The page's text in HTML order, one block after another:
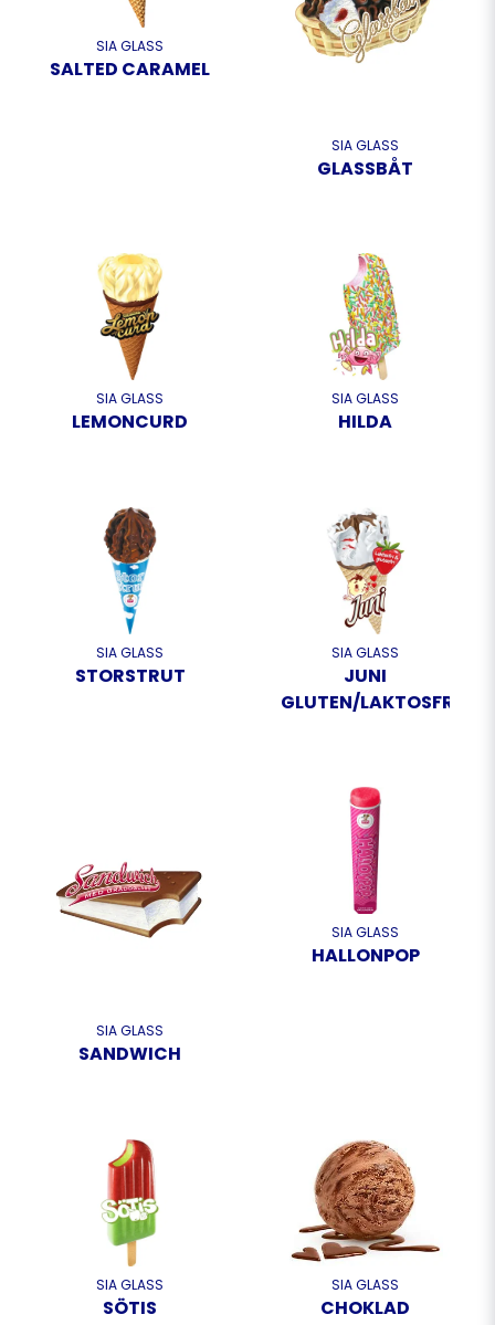
SIA GLASS
SALTED CARAMEL
SIA GLASS
GLASSBÅT
SIA GLASS
LEMONCURD
SIA GLASS
HILDA
SIA GLASS
STORSTRUT
SIA GLASS
JUNI
GLUTEN/LAKTOSFRI
SIA GLASS
SANDWICH
SIA GLASS
HALLONPOP
SIA GLASS
SÖTIS
SIA GLASS
CHOKLAD